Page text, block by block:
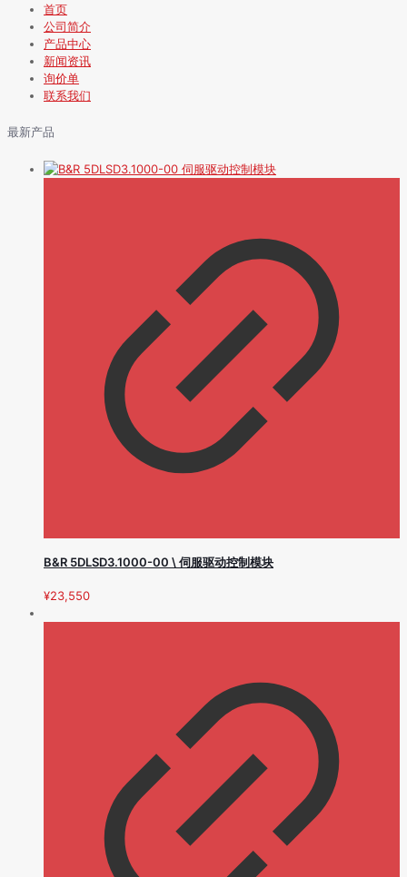
首页
公司简介
产品中心
新闻资讯
询价单
联系我们
最新产品
B&R 5DLSD3.1000-00 \ 伺服驱动控制模块
¥23,550